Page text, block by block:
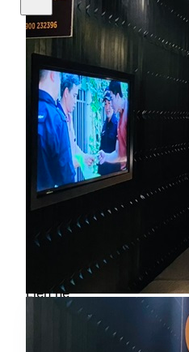
Tiền điện lạnh
Liên Hệ
Giá thuê
31 usd/m2/tháng
Phí ngoài giờ
Liên hệ
235m - Liên hệ